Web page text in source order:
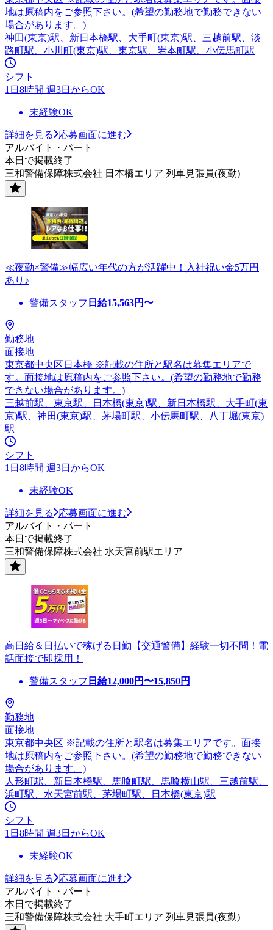
地は原稿内をご参照下さい。(希望の勤務地で勤務できない
場合があります。)
神田(東京)駅、新日本橋駅、大手町(東京)駅、三越前駅、淡
路町駅、小川町(東京)駅、東京駅、岩本町駅、小伝馬町駅
シフト
1日8時間 週3日からOK
未経験OK
詳細を見る
応募画面に進む
アルバイト・パート
本日で掲載終了
三和警備保障株式会社 日本橋エリア 列車見張員(夜勤)
≪夜勤×警備≫幅広い年代の方が活躍中！入社祝い金5万円
あり♪
警備スタッフ 日給15,563円〜
勤務地
面接地
東京都中央区日本橋 ※記載の住所と駅名は募集エリアで
す。面接地は原稿内をご参照下さい。(希望の勤務地で勤務
できない場合があります。)
三越前駅、東京駅、日本橋(東京)駅、新日本橋駅、大手町(東
京)駅、神田(東京)駅、茅場町駅、小伝馬町駅、八丁堀(東京)
駅
シフト
1日8時間 週3日からOK
未経験OK
詳細を見る
応募画面に進む
アルバイト・パート
本日で掲載終了
三和警備保障株式会社 水天宮前駅エリア
高日給＆日払いで稼げる日勤【交通警備】経験一切不問！電
話面接で即採用！
警備スタッフ 日給12,000円〜15,850円
勤務地
面接地
東京都中央区 ※記載の住所と駅名は募集エリアです。面接
地は原稿内をご参照下さい。(希望の勤務地で勤務できない
場合があります。)
人形町駅、新日本橋駅、馬喰町駅、馬喰横山駅、三越前駅、
浜町駅、水天宮前駅、茅場町駅、日本橋(東京)駅
シフト
1日8時間 週3日からOK
未経験OK
詳細を見る
応募画面に進む
アルバイト・パート
本日で掲載終了
三和警備保障株式会社 大手町エリア 列車見張員(夜勤)